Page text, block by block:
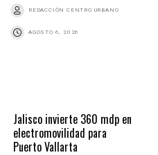
REDACCIÓN CENTRO URBANO
AGOSTO 6, 2026
Jalisco invierte 360 mdp en
electromovilidad para
Puerto Vallarta